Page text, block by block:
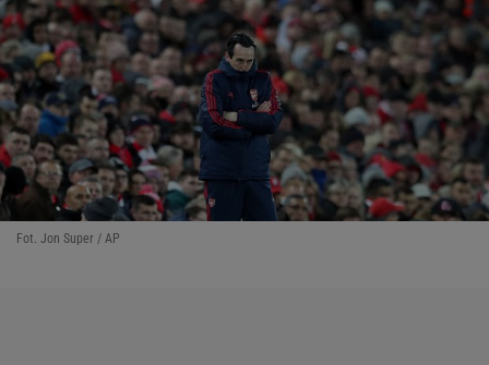
Fot. Jon Super / AP